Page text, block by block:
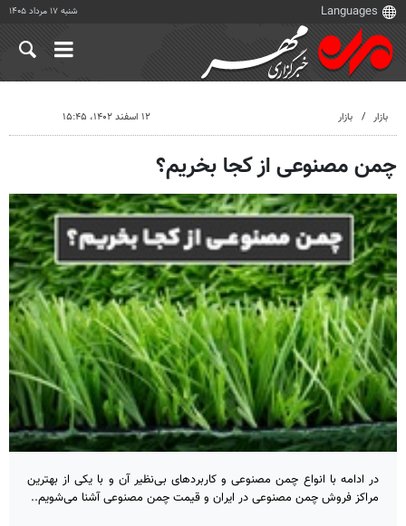
شنبه ۱۷ مرداد ۱۴۰۵
بازار بازار ۱۲ اسفند ۱۴۰۲، ۱۵:۴۵
چمن مصنوعی از کجا بخریم؟
در ادامه با انواع چمن مصنوعی و کاربردهای بی‌نظیر آن و با یکی از بهترین
مراکز فروش چمن مصنوعی در ایران و قیمت چمن مصنوعی آشنا می‌شویم..